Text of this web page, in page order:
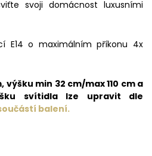
svoji domácnost luxusními
E14 o maximálním příkonu 4x
min 32 cm/max 110 cm a
svítidla lze upravit dle
balení.